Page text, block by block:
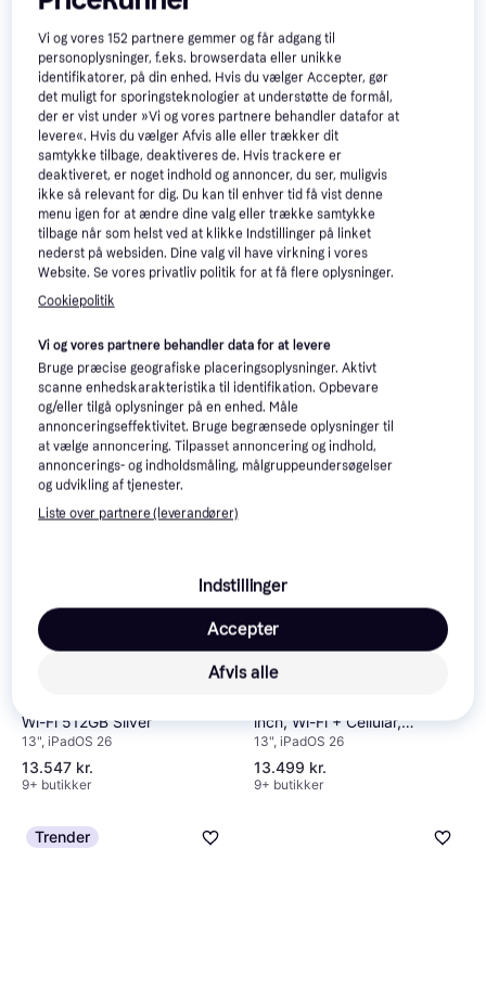
Apple iPad Pro 13 Inch
Cellular 256 GB Sølv
13.548 kr.
9+ butikker
Texture Glass
20.499 kr.
6 butikker
Trender
Wi-Fi 512GB Silver
13", iPadOS 26
13.547 kr.
9+ butikker
inch, Wi-Fi + Cellular,
256GB, Standard Glass,
Space Black
13", iPadOS 26
13.499 kr.
9+ butikker
Trender
Vi og vores152 partnere gemmer og får adgang til
personoplysninger, f.eks. browserdata eller unikke
identifikatorer, på din enhed. Hvis du vælger Accepter, gør
det muligt for sporingsteknologier at understøtte de formål,
der er vist under »Vi og vores partnere behandler datafor at
levere«. Hvis du vælger Afvis alle eller trækker dit
samtykke tilbage, deaktiveres de. Hvis trackere er
deaktiveret, er noget indhold og annoncer, du ser, muligvis
ikke så relevant for dig. Du kan til enhver tid få vist denne
menu igen for at ændre dine valg eller trække samtykke
tilbage når som helst ved at klikke Indstillinger på linket
nederst på websiden. Dine valg vil have virkning i vores
Website. Se vores privatliv politik for at få flere oplysninger.
Cookiepolitik
Vi og vores partnere behandler data for at levere
Bruge præcise geografiske placeringsoplysninger. Aktivt
scanne enhedskarakteristika til identifikation. Opbevare
og/eller tilgå oplysninger på en enhed. Måle
annonceringseffektivitet. Bruge begrænsede oplysninger til
at vælge annoncering. Tilpasset annoncering og indhold,
annoncerings- og indholdsmåling, målgruppeundersøgelser
og udvikling af tjenester.
Liste over partnere (leverandører)
Indstillinger
Afvis alle
Accepter